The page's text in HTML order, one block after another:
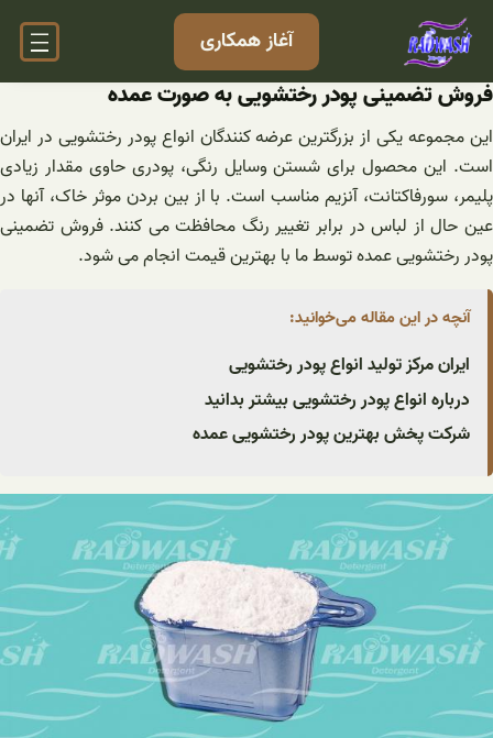
رفتن
آغاز همکاری
فروش تضمینی پودر رختشویی به صورت عمده
این مجموعه یکی از بزرگترین عرضه کنندگان انواع پودر رختشویی در ایران
است. این محصول برای شستن وسایل رنگی، پودری حاوی مقدار زیادی
پلیمر، سورفاکتانت، آنزیم مناسب است. با از بین بردن موثر خاک، آنها در
عین حال از لباس در برابر تغییر رنگ محافظت می کنند. فروش تضمینی
پودر رختشویی عمده توسط ما با بهترین قیمت انجام می شود.
آنچه در این مقاله می‌خوانید:
ایران مرکز تولید انواع پودر رختشویی
درباره انواع پودر رختشویی بیشتر بدانید
شرکت پخش بهترین پودر رختشویی عمده